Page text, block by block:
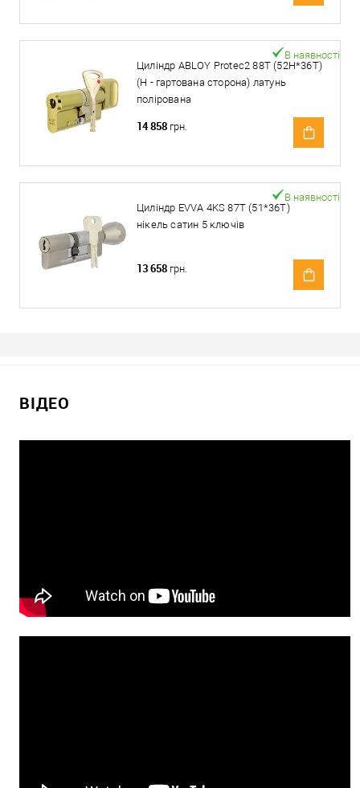
Циліндр ABLOY Protec2 88T (52H*36T)
(H - гартована сторона) латунь
полірована
В наявності
14 858 грн.
Циліндр EVVA 4KS 87T (51*36T)
нікель сатин 5 ключів
В наявності
13 658 грн.
ВІДЕО